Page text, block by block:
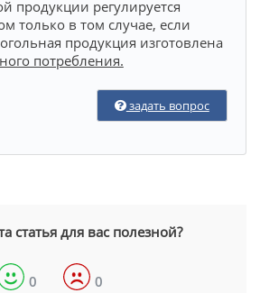
продукции регулируется
только в том случае, если
продукция изготовлена
потребления.
задать вопрос
статья для вас полезной?
0 0